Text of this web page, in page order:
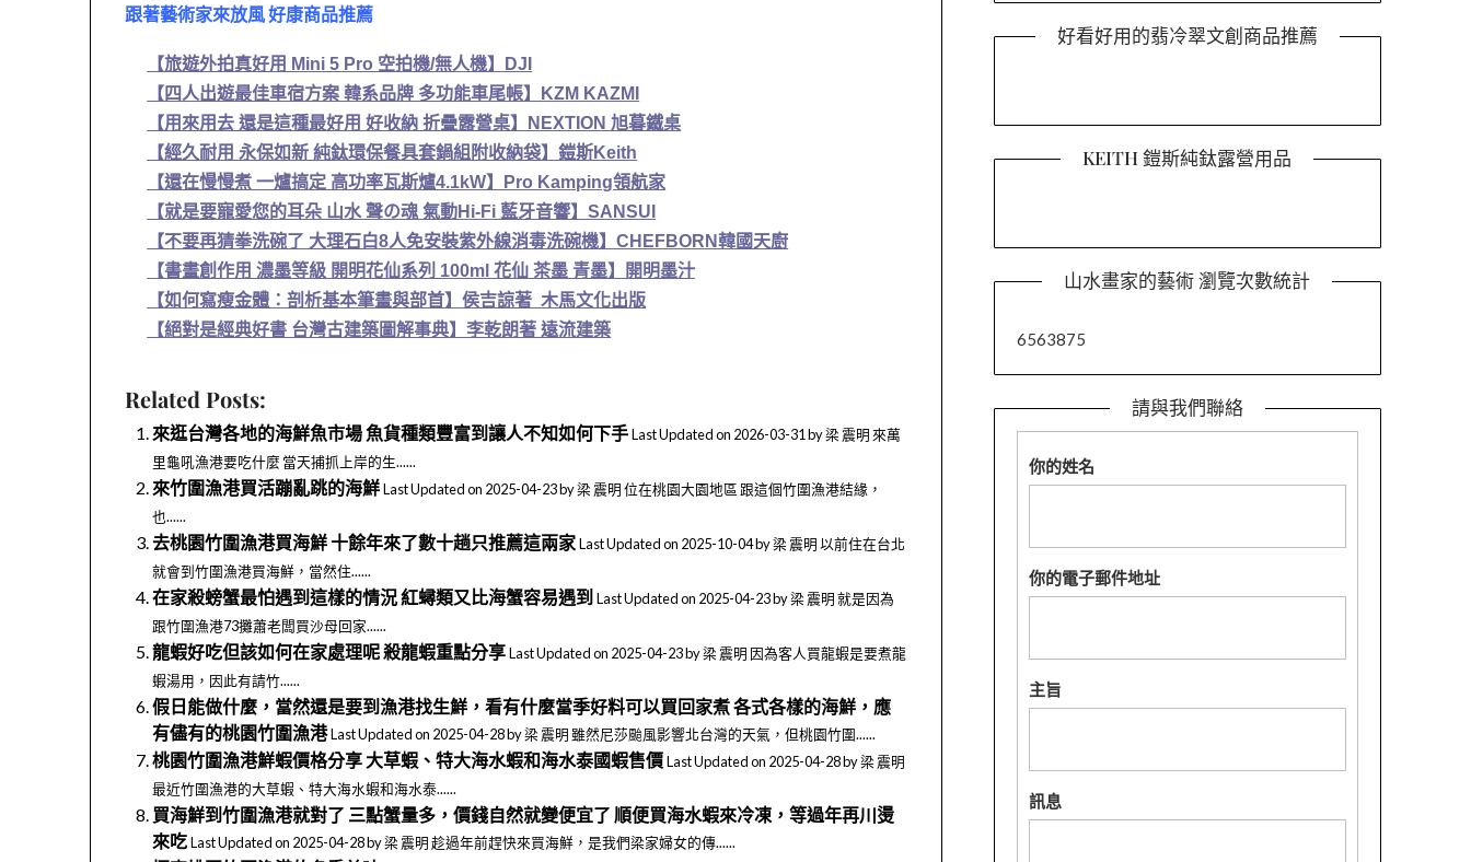
跟著藝術家來放風 好康商品推薦
【旅遊外拍真好用 Mini 5 Pro 空拍機/無人機】DJI
【四人出遊最佳車宿方案 韓系品牌 多功能車尾帳】KZM KAZMI
【用來用去 還是這種最好用 好收納 折疊露營桌】NEXTION 旭暮鐵桌
【經久耐用 永保如新 純鈦環保餐具套鍋組附收納袋】鎧斯Keith
【還在慢慢煮 一爐搞定 高功率瓦斯爐4.1kW】Pro Kamping領航家
【就是要寵愛您的耳朵 山水 聲の魂 氣動Hi-Fi 藍牙音響】SANSUI
【不要再猜拳洗碗了 大理石白8人免安裝紫外線消毒洗碗機】CHEFBORN韓國天廚
【書畫創作用 濃墨等級 開明花仙系列 100ml 花仙 茶墨 青墨】開明墨汁
【如何寫瘦金體：剖析基本筆畫與部首】侯吉諒著 木馬文化出版
【絕對是經典好書 台灣古建築圖解事典】李乾朗著 遠流建築
Related Posts:
來逛台灣各地的海鮮魚市場 魚貨種類豐富到讓人不知如何下手Last Updated on 2026-03-31 by 梁 震明 來萬
里龜吼漁港要吃什麼 當天捕抓上岸的生......
來竹圍漁港買活蹦亂跳的海鮮Last Updated on 2025-04-23 by 梁 震明 位在桃園大園地區 跟這個竹圍漁港結緣，
也......
去桃園竹圍漁港買海鮮 十餘年來了數十趟只推薦這兩家Last Updated on 2025-10-04 by 梁 震明 以前住在台北
就會到竹圍漁港買海鮮，當然住......
在家殺螃蟹最怕遇到這樣的情況 紅蟳類又比海蟹容易遇到 Last Updated on 2025-04-23 by 梁 震明 就是因為
跟竹圍漁港73攤蕭老闆買沙母回家......
龍蝦好吃但該如何在家處理呢 殺龍蝦重點分享Last Updated on 2025-04-23 by 梁 震明 因為客人買龍蝦是要煮龍
蝦湯用，因此有請竹......
假日能做什麼，當然還是要到漁港找生鮮，看有什麼當季好料可以買回家煮 各式各樣的海鮮，應
有儘有的桃園竹圍漁港Last Updated on 2025-04-28 by 梁 震明 雖然尼莎颱風影響北台灣的天氣，但桃園竹圍......
桃園竹圍漁港鮮蝦價格分享 大草蝦、特大海水蝦和海水泰國蝦售價Last Updated on 2025-04-28 by 梁 震明
最近竹圍漁港的大草蝦、特大海水蝦和海水泰......
買海鮮到竹圍漁港就對了 三點蟹量多，價錢自然就變便宜了 順便買海水蝦來冷凍，等過年再川燙
來吃Last Updated on 2025-04-28 by 梁 震明 趁過年前趕快來買海鮮，是我們梁家婦女的傳......
好看好用的翡冷翠文創商品推薦
KEITH 鎧斯純鈦露營用品
山水畫家的藝術 瀏覽次數統計
6563875
請與我們聯絡
你的姓名
你的電子郵件地址
主旨
訊息